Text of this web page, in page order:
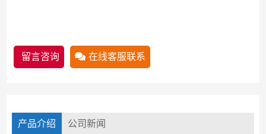
留言咨询 在线客服联系
产品介绍 公司新闻